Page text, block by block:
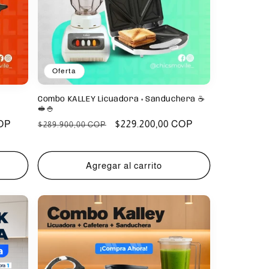
Oferta
Combo KALLEY Licuadora + Sanduchera ☕️
🥪🍚
Precio
$289.900,00 COP
Precio
oferta
$229.200,00 COP
Agregar al carrito